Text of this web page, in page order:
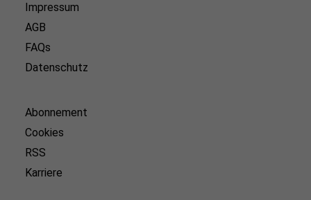
Impressum
AGB
FAQs
Datenschutz
Abonnement
Cookies
RSS
Karriere